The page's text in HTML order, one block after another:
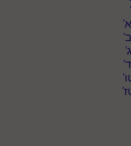
'
'
'
'
'
'
'